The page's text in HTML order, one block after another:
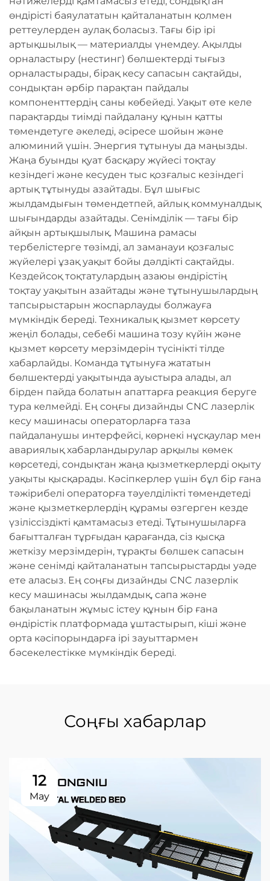
өндірісті баяулататын қайталанатын қолмен
реттеулерден аулақ боласыз. Тағы бір ірі
артықшылық — материалды үнемдеу. Ақылды
орналастыру (нестинг) бөлшектерді тығыз
орналастырады, бірақ кесу сапасын сақтайды,
сондықтан әрбір парақтан пайдалы
компоненттердің саны көбейеді. Уақыт өте келе
парақтарды тиімді пайдалану құнын қатты
төмендетуге әкеледі, әсіресе шойын және
алюминий үшін. Энергия тұтынуы да маңызды.
Жаңа буынды қуат басқару жүйесі тоқтау
кезіндегі және кесуден тыс қозғалыс кезіндегі
артық тұтынуды азайтады. Бұл шығыс
жылдамдығын төмендетпей, айлық коммуналдық
шығындарды азайтады. Сенімділік — тағы бір
айқын артықшылық. Машина рамасы
тербелістерге төзімді, ал заманауи қозғалыс
жүйелері ұзақ уақыт бойы дәлдікті сақтайды.
Кездейсоқ тоқтатулардың азаюы өндірістің
тоқтау уақытын азайтады және тұтынушылардың
тапсырыстарын жоспарлауды болжауға
мүмкіндік береді. Техникалық қызмет көрсету
жеңіл болады, себебі машина тозу күйін және
қызмет көрсету мерзімдерін түсінікті тілде
хабарлайды. Команда тұтынуға жататын
бөлшектерді уақытында ауыстыра алады, ал
бірден пайда болатын апаттарға реакция беруге
тура келмейді. Ең соңғы дизайнды CNC лазерлік
кесу машинасы операторларға таза
пайдаланушы интерфейсі, көрнекі нұсқаулар мен
авариялық хабарландырулар арқылы көмек
көрсетеді, сондықтан жаңа қызметкерлерді оқыту
уақыты қысқарады. Кәсіпкерлер үшін бұл бір ғана
тәжірибелі операторға тәуелділікті төмендетеді
және қызметкерлердің құрамы өзгерген кезде
үзіліссіздікті қамтамасыз етеді. Тұтынушыларға
бағытталған тұрғыдан қарағанда, сіз қысқа
жеткізу мерзімдерін, тұрақты бөлшек сапасын
және сенімді қайталанатын тапсырыстарды уәде
ете аласыз. Ең соңғы дизайнды CNC лазерлік
кесу машинасы жылдамдық, сапа және
бақыланатын жұмыс істеу құнын бір ғана
өндірістік платформада ұштастырып, кіші және
орта кәсіпорындарға ірі зауыттармен
бәсекелестікке мүмкіндік береді.
Соңғы хабарлар
12
May